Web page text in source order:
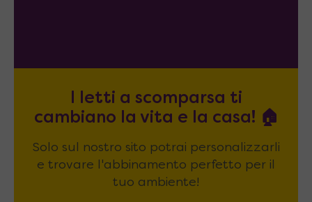
I letti a scomparsa ti
cambiano la vita e la casa! 🏠
Solo sul nostro sito potrai personalizzarli
e trovare l'abbinamento perfetto per il
tuo ambiente!